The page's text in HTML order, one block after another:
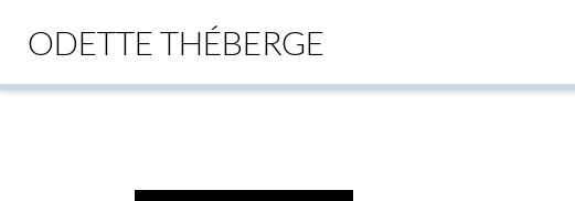
ODETTE THÉBERGE